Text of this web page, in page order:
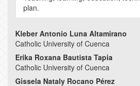
plan.
Main
Article
Content
Kleber Antonio Luna Altamirano
Catholic University of Cuenca
Erika Roxana Bautista Tapia
Catholic University of Cuenca
Gissela Nataly Rocano Pérez